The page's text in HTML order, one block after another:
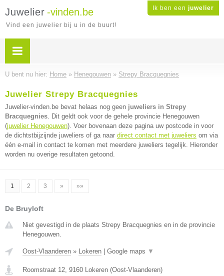
Ik ben een juwelier
Juwelier -vinden.be
Vind een juwelier bij u in de buurt!
U bent nu hier: Home » Henegouwen » Strepy Bracquegnies
Juwelier Strepy Bracquegnies
Juwelier-vinden.be bevat helaas nog geen juweliers in Strepy
Bracquegnies. Dit geldt ook voor de gehele provincie Henegouwen
(juwelier Henegouwen). Voer bovenaan deze pagina uw postcode in voor
de dichtstbijzijnde juweliers of ga naar direct contact met juweliers om via
één e-mail in contact te komen met meerdere juweliers tegelijk. Hieronder
worden nu overige resultaten getoond.
1 2 3 » »»
De Bruyloft
Niet gevestigd in de plaats Strepy Bracquegnies en in de provincie
Henegouwen.
Oost-Vlaanderen » Lokeren Google maps ▼
Roomstraat 12, 9160 Lokeren (Oost-Vlaanderen)